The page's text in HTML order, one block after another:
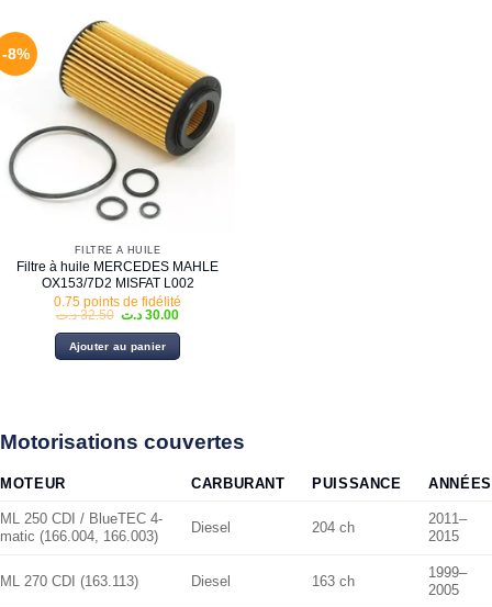
-8%
FILTRE À HUILE
Filtre à huile MERCEDES MAHLE
OX153/7D2 MISFAT L002
0.75 points de fidélité
32.50 د.ت
Le
initial
était :
30.00 د.ت
Le
actuel
est :
Ajouter au panier
Motorisations couvertes
MOTEUR CARBURANT PUISSANCE ANNÉES
ML 250 CDI / BlueTEC 4-
matic (166.004, 166.003)
Diesel 204 ch
2011–
2015
ML 270 CDI (163.113) Diesel 163 ch
1999–
2005